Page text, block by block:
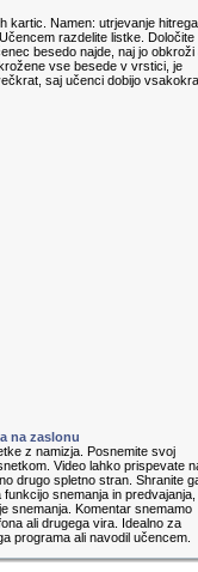
kartic. Namen: utrjevanje hitrega
razdelite listke. Določite
besedo najde, naj jo obkroži
vse besede v vrstici, je
saj učenci dobijo
na zaslonu
z namizja. Posnemite svoj
Video lahko prispevate
drugo spletno stran. Shranite
snemanja in predvajanja,
snemanja. Komentar snemamo
ali drugega vira. Idealno za
programa ali navodil učencem.